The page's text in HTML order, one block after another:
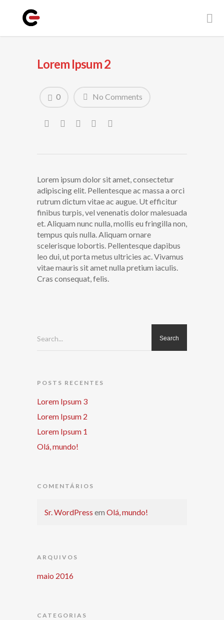
Lorem Ipsum 2
No Comments
0
Lorem ipsum dolor sit amet, consectetur
adipiscing elit. Pellentesque ac massa a orci
rutrum dictum vitae ac augue. Ut efficitur
finibus turpis, vel venenatis dolor malesuada
et. Aliquam nunc nulla, mollis eu fringilla non,
tempus quis nulla. Aliquam ornare
scelerisque lobortis. Pellentesque dapibus
leo dui, ut porta metus ultricies ac. Vivamus
vitae mauris sit amet nulla pretium iaculis.
Cras consequat, felis.
Search...
POSTS RECENTES
Lorem Ipsum 3
Lorem Ipsum 2
Lorem Ipsum 1
Olá, mundo!
COMENTÁRIOS
Sr. WordPress em Olá, mundo!
ARQUIVOS
maio 2016
CATEGORIAS